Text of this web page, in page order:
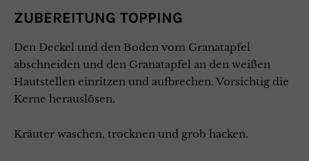
ZUBEREITUNG TOPPING
Den Deckel und den Boden vom Granatapfel
abschneiden und den Granatapfel an den weißen
Hautstellen einritzen und aufbrechen. Vorsichtig die
Kerne herauslösen.
Kräuter waschen, trocknen und grob hacken.